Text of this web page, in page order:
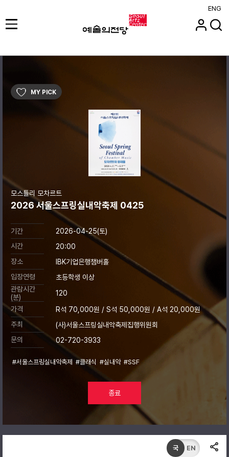
ENG
MY PICK
모스틀리 모차르트
2026 서울스프링실내악축제 0425
기간
2026-04-25(토)
시간
20:00
장소
IBK기업은행챔버홀
입장연령
초등학생 이상
관람시간
(분)
120
가격
R석 70,000원 / S석 50,000원 / A석 20,000원
주최
(사)서울스프링실내악축제집행위원회
문의
02-720-3933
#서울스프링실내악축제 #클래식 #실내악 #SSF
종료
국 EN